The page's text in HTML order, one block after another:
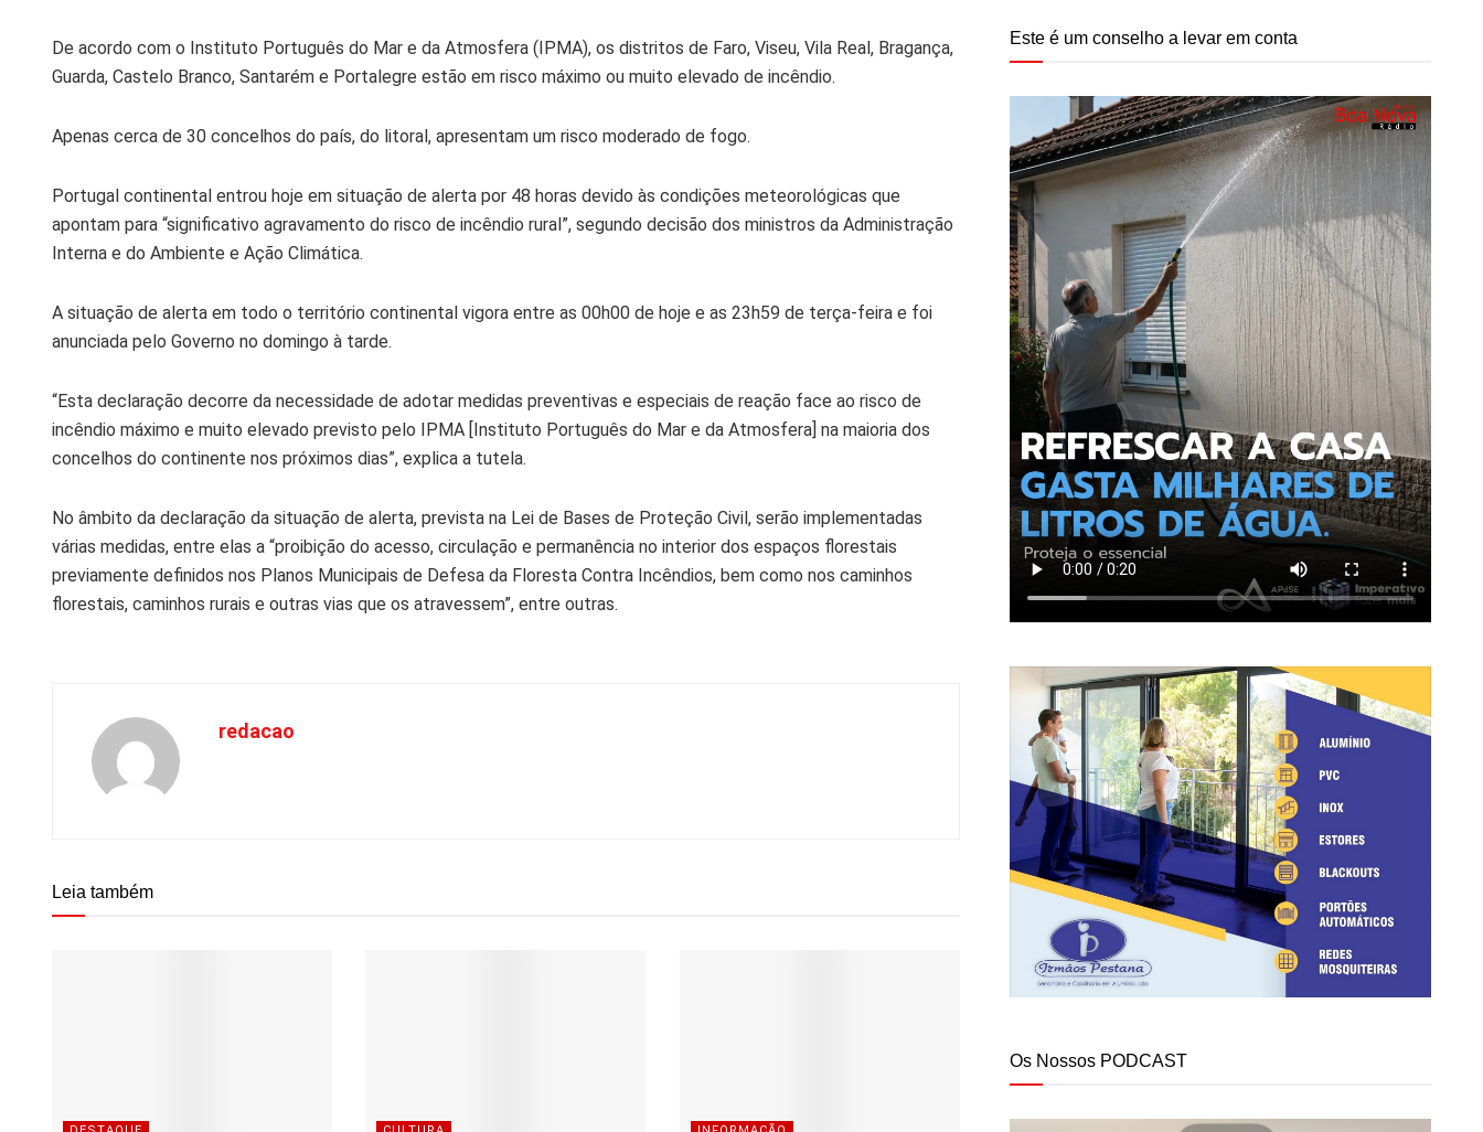
De acordo com o Instituto Português do Mar e da Atmosfera (IPMA), os distritos de Faro, Viseu, Vila Real, Bragança,
Guarda, Castelo Branco, Santarém e Portalegre estão em risco máximo ou muito elevado de incêndio.
Apenas cerca de 30 concelhos do país, do litoral, apresentam um risco moderado de fogo.
Portugal continental entrou hoje em situação de alerta por 48 horas devido às condições meteorológicas que
apontam para “significativo agravamento do risco de incêndio rural”, segundo decisão dos ministros da Administração
Interna e do Ambiente e Ação Climática.
A situação de alerta em todo o território continental vigora entre as 00h00 de hoje e as 23h59 de terça-feira e foi
anunciada pelo Governo no domingo à tarde.
“Esta declaração decorre da necessidade de adotar medidas preventivas e especiais de reação face ao risco de
incêndio máximo e muito elevado previsto pelo IPMA [Instituto Português do Mar e da Atmosfera] na maioria dos
concelhos do continente nos próximos dias”, explica a tutela.
No âmbito da declaração da situação de alerta, prevista na Lei de Bases de Proteção Civil, serão implementadas
várias medidas, entre elas a “proibição do acesso, circulação e permanência no interior dos espaços florestais
previamente definidos nos Planos Municipais de Defesa da Floresta Contra Incêndios, bem como nos caminhos
florestais, caminhos rurais e outras vias que os atravessem”, entre outras.
redacao
Leia também
Este é um conselho a levar em conta
Os Nossos PODCAST